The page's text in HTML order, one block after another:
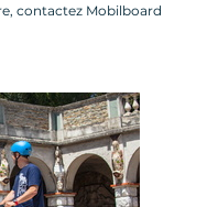
contactez Mobilboard